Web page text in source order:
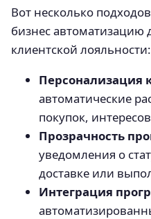
Вот несколько
бизнес
клиентской лояльности:
Персонализация
автоматические
покупок,
Прозрачность
уведомления о
доставке или
Интеграция